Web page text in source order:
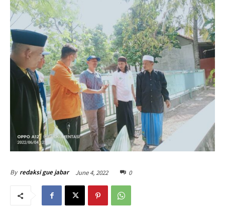
By redaksi gue jabar June 4, 2022 0